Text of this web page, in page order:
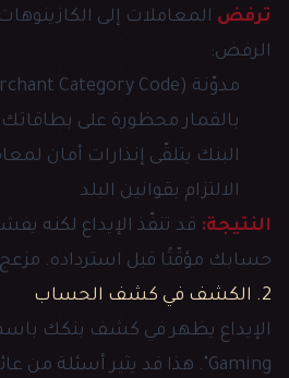
ترفض المعاملات إلى
الرفض:
بالقمار محظورة على بطاقاتك
البنك يتلقّى إنذارات أمان
الالتزام بقوانين البلد
النتيجة: قد تنفّذ الإيداع لكنه
حسابك مؤقّتًا قبل استرداده.
2. الكشف في كشف الحساب
Gaming". هذا قد يثير أسئلة من عائلتك أو من البنك.